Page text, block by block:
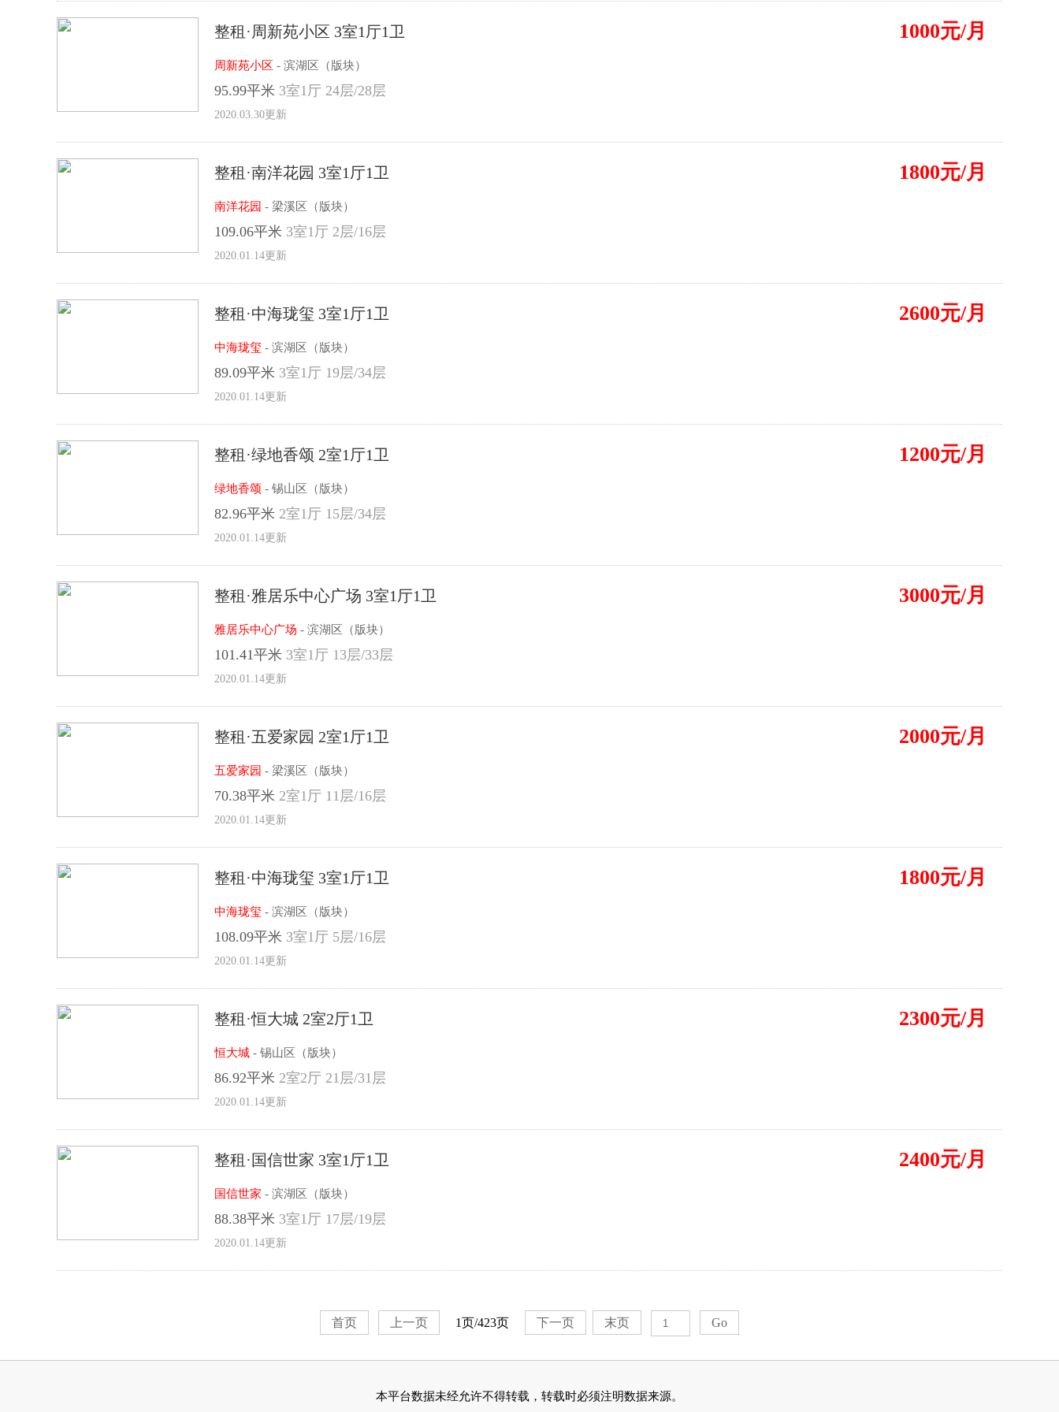
整租·周新苑小区 3室1厅1卫
周新苑小区 - 滨湖区（版块）
95.99平米 3室1厅 24层/28层
2020.03.30更新
1000元/月
整租·南洋花园 3室1厅1卫
南洋花园 - 梁溪区（版块）
109.06平米 3室1厅 2层/16层
2020.01.14更新
1800元/月
整租·中海珑玺 3室1厅1卫
中海珑玺 - 滨湖区（版块）
89.09平米 3室1厅 19层/34层
2020.01.14更新
2600元/月
整租·绿地香颂 2室1厅1卫
绿地香颂 - 锡山区（版块）
82.96平米 2室1厅 15层/34层
2020.01.14更新
1200元/月
整租·雅居乐中心广场 3室1厅1卫
雅居乐中心广场 - 滨湖区（版块）
101.41平米 3室1厅 13层/33层
2020.01.14更新
3000元/月
整租·五爱家园 2室1厅1卫
五爱家园 - 梁溪区（版块）
70.38平米 2室1厅 11层/16层
2020.01.14更新
2000元/月
整租·中海珑玺 3室1厅1卫
中海珑玺 - 滨湖区（版块）
108.09平米 3室1厅 5层/16层
2020.01.14更新
1800元/月
整租·恒大城 2室2厅1卫
恒大城 - 锡山区（版块）
86.92平米 2室2厅 21层/31层
2020.01.14更新
2300元/月
整租·国信世家 3室1厅1卫
国信世家 - 滨湖区（版块）
88.38平米 3室1厅 17层/19层
2020.01.14更新
2400元/月
首页 上一页 1页/423页 下一页 末页 Go
本平台数据未经允许不得转载，转载时必须注明数据来源。